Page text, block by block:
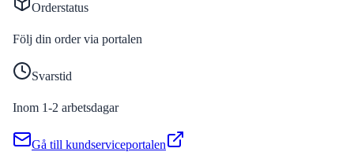
Orderstatus
Följ din order via portalen
Svarstid
Inom 1-2 arbetsdagar
Gå till kundserviceportalen